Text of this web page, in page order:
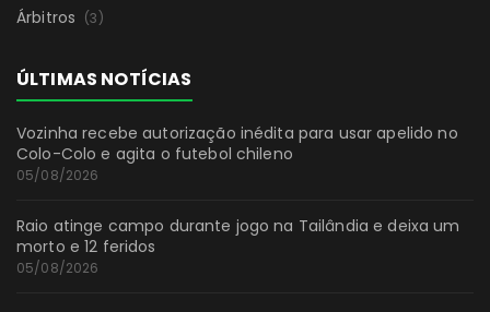
Árbitros (3)
ÚLTIMAS NOTÍCIAS
Vozinha recebe autorização inédita para usar apelido no
Colo-Colo e agita o futebol chileno
05/08/2026
Raio atinge campo durante jogo na Tailândia e deixa um
morto e 12 feridos
05/08/2026